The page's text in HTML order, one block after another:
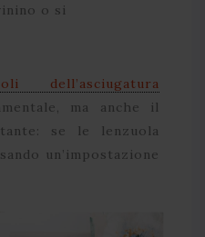
o si
dell’asciugatura
ma anche il
se le lenzuola
un’impostazione